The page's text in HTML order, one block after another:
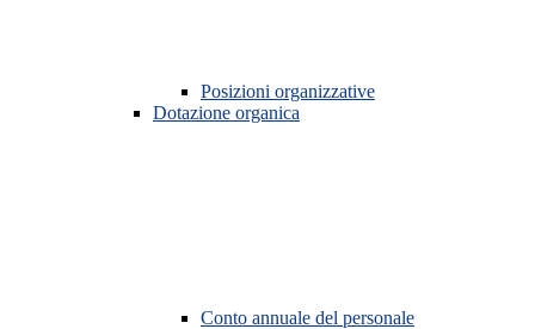
Posizioni organizzative
Dotazione organica
Conto annuale del personale